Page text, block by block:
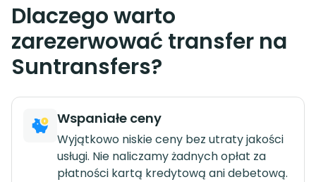
Dlaczego warto
zarezerwować transfer na
Suntransfers?
Wspaniałe ceny
Wyjątkowo niskie ceny bez utraty jakości
usługi. Nie naliczamy żadnych opłat za
płatności kartą kredytową ani debetową.